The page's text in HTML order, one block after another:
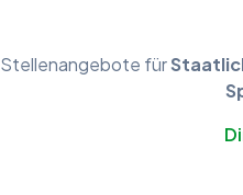
Stellenangebote für